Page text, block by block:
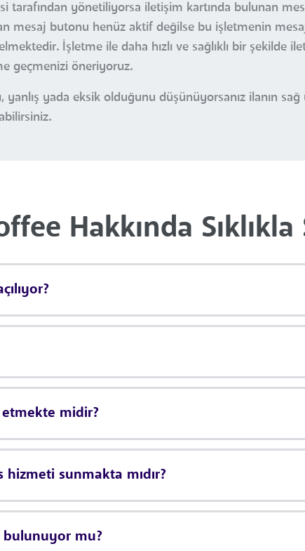
tarafından yönetiliyorsa iletişim kartında bulunan
mesaj butonu henüz aktif değilse bu işletmenin
İşletme ile daha hızlı ve sağlıklı bir şekilde
geçmenizi öneriyoruz.
yada eksik olduğunu düşünüyorsanız ilanın sağ
Hakkında
etmekte midir?
hizmeti sunmakta mıdır?
bulunuyor mu?